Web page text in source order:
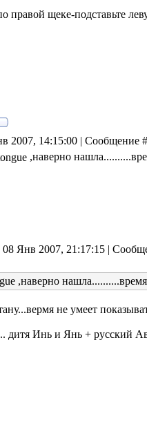
правой щеке-подставьте
2007, 14:15:00 | Сообщение #
,наверно
Янв 2007, 21:17:15 |
,наверно
не умеет
дитя Инь и Янь + русский